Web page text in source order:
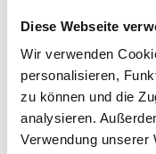
Diese Webseite
Wir verwenden
personalisieren,
zu können und die
analysieren.
Verwendung unserer
Preisgeld
1 2 3 4 LP
10.10.2025
8.